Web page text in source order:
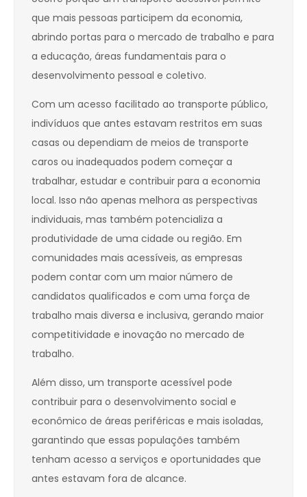
que mais pessoas participem da economia,
abrindo portas para o mercado de trabalho e para
a educação, áreas fundamentais para o
desenvolvimento pessoal e coletivo.
Com um acesso facilitado ao transporte público,
indivíduos que antes estavam restritos em suas
casas ou dependiam de meios de transporte
caros ou inadequados podem começar a
trabalhar, estudar e contribuir para a economia
local. Isso não apenas melhora as perspectivas
individuais, mas também potencializa a
produtividade de uma cidade ou região. Em
comunidades mais acessíveis, as empresas
podem contar com um maior número de
candidatos qualificados e com uma força de
trabalho mais diversa e inclusiva, gerando maior
competitividade e inovação no mercado de
trabalho.
Além disso, um transporte acessível pode
contribuir para o desenvolvimento social e
econômico de áreas periféricas e mais isoladas,
garantindo que essas populações também
tenham acesso a serviços e oportunidades que
antes estavam fora de alcance.